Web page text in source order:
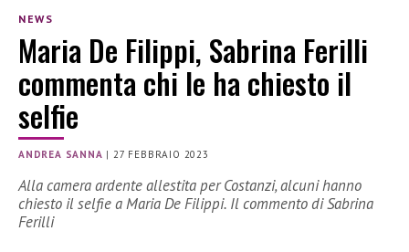
NEWS
Maria De Filippi, Sabrina Ferilli
commenta chi le ha chiesto il
selfie
ANDREA SANNA |27 FEBBRAIO 2023
Alla camera ardente allestita per Costanzi, alcuni hanno
chiesto il selfie a Maria De Filippi. Il commento di Sabrina
Ferilli